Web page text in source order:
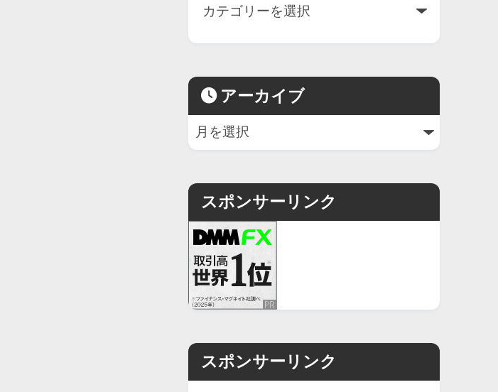
アーカイブ
スポンサーリンク
スポンサーリンク